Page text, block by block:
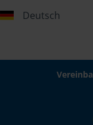
Deutsch